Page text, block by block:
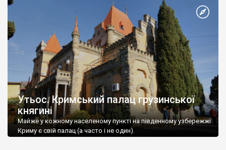
Утьос. Кримський палац грузинської
княгині
Майже у кожному населеному пункті на південному узбережжі
Криму є свій палац (а часто і не один).